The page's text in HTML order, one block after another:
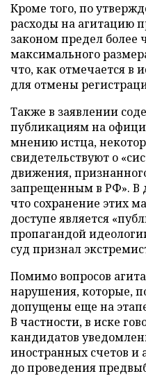
Кроме того, по
расходы на агитацию
законом предел более
максимального
что, как отмечается в
для отмены
Также в заявлении
публикациям на
мнению истца,
свидетельствуют о
движения,
запрещенным в РФ». В
что сохранение этих
доступе является
пропагандой
суд признал
Помимо вопросов
нарушения, которые,
допущены еще на
В частности, в иске
кандидатов
иностранных счетов
до проведения